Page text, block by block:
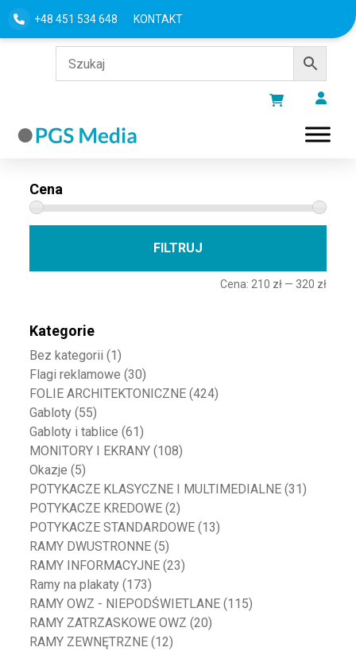
+48 451 534 648 KONTAKT
Filtru według
Cena
FILTRUJ
Cena: 210 zł— 320 zł
Kategorie
Bez kategorii (1)
Flagi reklamowe (30)
FOLIE ARCHITEKTONICZNE (424)
Gabloty (55)
Gabloty i tablice (61)
MONITORY I EKRANY (108)
Okazje (5)
POTYKACZE KLASYCZNE I MULTIMEDIALNE (31)
POTYKACZE KREDOWE (2)
POTYKACZE STANDARDOWE (13)
RAMY DWUSTRONNE (5)
RAMY INFORMACYJNE (23)
Ramy na plakaty (173)
RAMY OWZ - NIEPODŚWIETLANE (115)
RAMY ZATRZASKOWE OWZ (20)
RAMY ZEWNĘTRZNE (12)